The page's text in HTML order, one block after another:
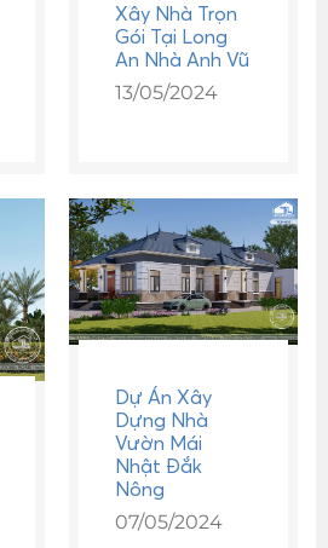
Xây Nhà Trọn
Gói Tại Long
An Nhà Anh Vũ
13/05/2024
Dự Án Xây
Dựng Nhà
Vườn Mái
Nhật Đắk
Nông
07/05/2024